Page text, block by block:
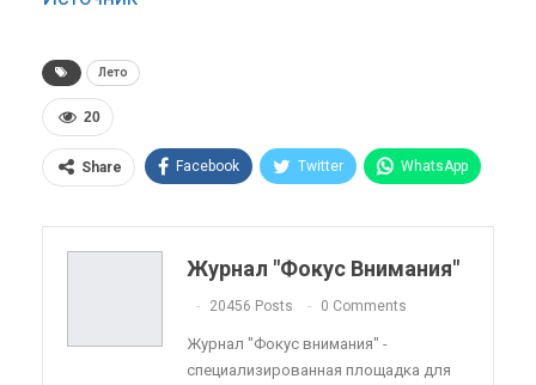
Лето
20
Share Facebook Twitter WhatsApp
Telegram Viber
Linkedin Tumblr
Журнал "Фокус Внимания"
20456 Posts 0 Comments
Журнал "Фокус внимания" -
специализированная площадка для